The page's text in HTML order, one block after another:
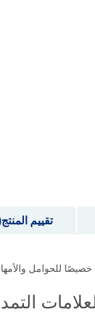
للحوامل
التمدد (150
تقييم المنتج